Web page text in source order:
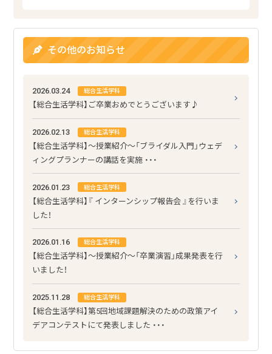
その他のお知らせ
2026.03.24 総合生活学科
【総合生活学科】ご卒業おめでとうございます♪
2026.02.13 総合生活学科
【総合生活学科】～授業紹介～「ブライダル入門」ウェデ
ィングプランナーの講話を実施 ・・・
2026.01.23 総合生活学科
【総合生活学科】『 インターンシップ報告会 』を行いま
した！
2026.01.16 総合生活学科
【総合生活学科】～授業紹介～「卒業演習」成果発表を行
いました！
2025.11.28 総合生活学科
【総合生活学科】第5回地域課題解決のための政策アイ
デアコンテストにて発表しました ・・・